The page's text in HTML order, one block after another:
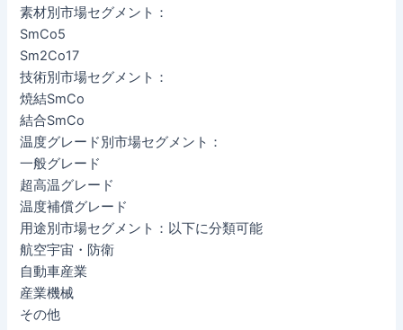
素材別市場セグメント：
SmCo5
Sm2Co17
技術別市場セグメント：
焼結SmCo
結合SmCo
温度グレード別市場セグメント：
一般グレード
超高温グレード
温度補償グレード
用途別市場セグメント：以下に分類可能
航空宇宙・防衛
自動車産業
産業機械
その他